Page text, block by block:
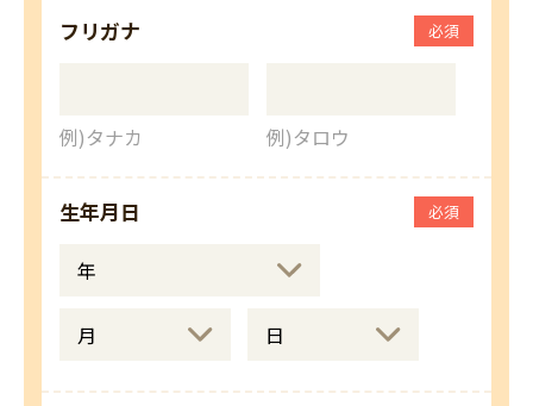
フリガナ 必須
例)タナカ 例)タロウ
生年月日 必須